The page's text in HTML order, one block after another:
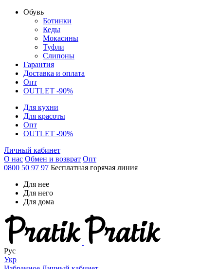
Обувь
Ботинки
Кеды
Мокасины
Туфли
Слипоны
Гарантия
Доставка и оплата
Опт
OUTLET -90%
Для кухни
Для красоты
Опт
OUTLET -90%
Личный кабинет
О нас Обмен и возврат Опт
0800 50 97 97 Бесплатная горячая линия
Для нее
Для него
Для дома
Рус
Укр